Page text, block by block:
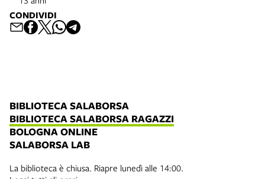
CONDIVIDI
BIBLIOTECA SALABORSA
BIBLIOTECA SALABORSA RAGAZZI
BOLOGNA ONLINE
SALABORSA LAB
La biblioteca è chiusa. Riapre lunedì alle 14:00.